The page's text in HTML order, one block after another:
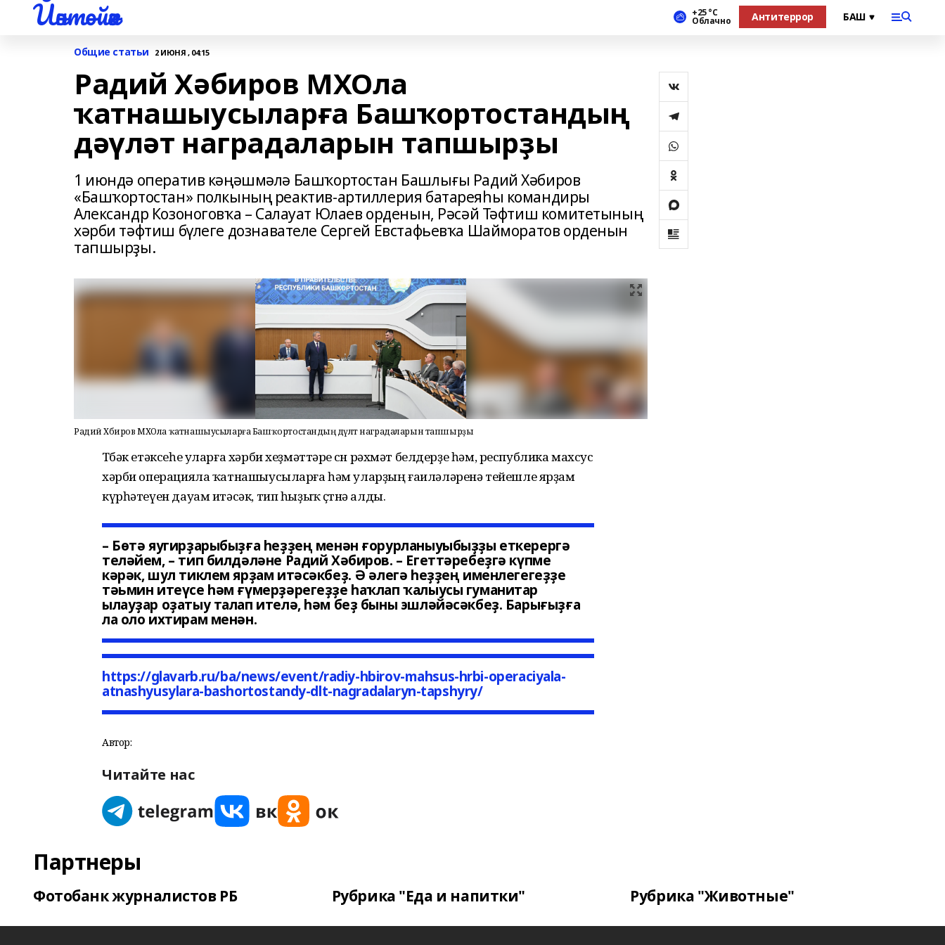
Йәнтөйәк +25 °С
Облачно Антитеррор
Общие статьи 2 ИЮНЯ , 04:15
Радий Хәбиров МХОла
ҡатнашыусыларға Башҡортостандың
дәүләт наградаларын тапшырҙы
1 июндә оператив кәңәшмәлә Башҡортостан Башлығы Радий Хәбиров
«Башҡортостан» полкының реактив-артиллерия батареяһы командиры
Александр Козоноговҡа – Салауат Юлаев орденын, Рәсәй Тәфтиш комитетының
хәрби тәфтиш бүлеге дознавателе Сергей Евстафьевҡа Шайморатов орденын
тапшырҙы.
Радий Хәбиров МХОла ҡатнашыусыларға Башҡортостандың дәүләт наградаларын тапшырҙы
Төбәк етәксеһе уларға хәрби хеҙмәттәре өсөн рәхмәт белдерҙе һәм, республика махсус
хәрби операцияла ҡатнашыусыларға һәм уларҙың ғаиләләренә тейешле ярҙам
күрһәтеүен дауам итәсәк, тип һыҙыҡ өҫтөнә алды.
– Бөтә яугирҙарыбыҙға һеҙҙең менән ғорурланыуыбыҙҙы еткерергә
теләйем, – тип билдәләне Радий Хәбиров. – Егеттәребеҙгә күпме
кәрәк, шул тиклем ярҙам итәсәкбеҙ. Ә әлегә һеҙҙең именлегегеҙҙе
тәьмин итеүсе һәм ғүмерҙәрегеҙҙе һаҡлап ҡалыусы гуманитар
ылауҙар оҙатыу талап ителә, һәм беҙ быны эшләйәсәкбеҙ. Барығыҙға
ла оло ихтирам менән.
https://glavarb.ru/ba/news/event/radiy-hbirov-mahsus-hrbi-operaciyala-
atnashyusylara-bashortostandy-dlt-nagradalaryn-tapshyry/
Автор:
Читайте нас
Партнеры
Фотобанк журналистов РБ Рубрика "Еда и напитки" Рубрика "Животные"